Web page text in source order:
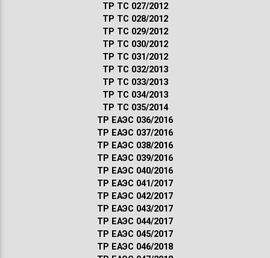
ТР ТС 027/2012
ТР ТС 028/2012
ТР ТС 029/2012
ТР ТС 030/2012
ТР ТС 031/2012
ТР ТС 032/2013
ТР ТС 033/2013
ТР ТС 034/2013
ТР ТС 035/2014
ТР ЕАЭС 036/2016
ТР ЕАЭС 037/2016
ТР ЕАЭС 038/2016
ТР ЕАЭС 039/2016
ТР ЕАЭС 040/2016
ТР ЕАЭС 041/2017
ТР ЕАЭС 042/2017
ТР ЕАЭС 043/2017
ТР ЕАЭС 044/2017
ТР ЕАЭС 045/2017
ТР ЕАЭС 046/2018